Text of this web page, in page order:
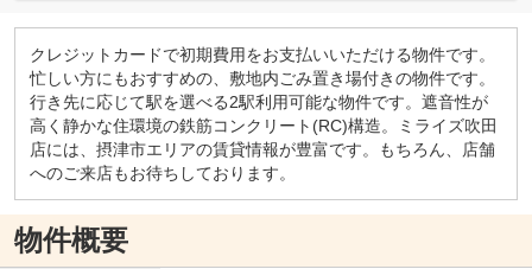
クレジットカードで初期費用をお支払いいただける物件です。
忙しい方にもおすすめの、敷地内ごみ置き場付きの物件です。
行き先に応じて駅を選べる2駅利用可能な物件です。遮音性が
高く静かな住環境の鉄筋コンクリート(RC)構造。ミライズ吹田
店には、摂津市エリアの賃貸情報が豊富です。もちろん、店舗
へのご来店もお待ちしております。
物件概要